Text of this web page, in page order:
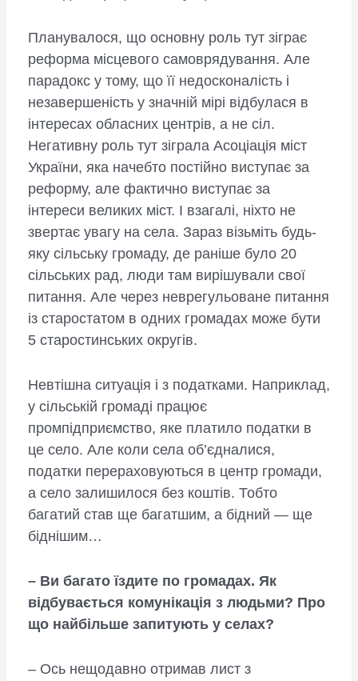
Планувалося, що основну роль тут зіграє
реформа місцевого самоврядування. Але
парадокс у тому, що її недосконалість і
незавершеність у значній мірі відбулася в
інтересах обласних центрів, а не сіл.
Негативну роль тут зіграла Асоціація міст
України, яка начебто постійно виступає за
реформу, але фактично виступає за
інтереси великих міст. І взагалі, ніхто не
звертає увагу на села. Зараз візьміть будь-
яку сільську громаду, де раніше було 20
сільських рад, люди там вирішували свої
питання. Але через неврегульоване питання
із старостатом в одних громадах може бути
5 старостинських округів.
Невтішна ситуація і з податками. Наприклад,
у сільській громаді працює
промпідприємство, яке платило податки в
це село. Але коли села об’єдналися,
податки перераховуються в центр громади,
а село залишилося без коштів. Тобто
багатий став ще багатшим, а бідний — ще
біднішим…
– Ви багато їздите по громадах. Як
відбувається комунікація з людьми? Про
що найбільше запитують у селах?
– Ось нещодавно отримав лист з